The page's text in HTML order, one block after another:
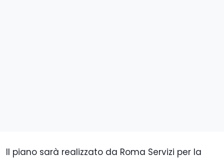
Il piano sarà realizzato da Roma Servizi per la